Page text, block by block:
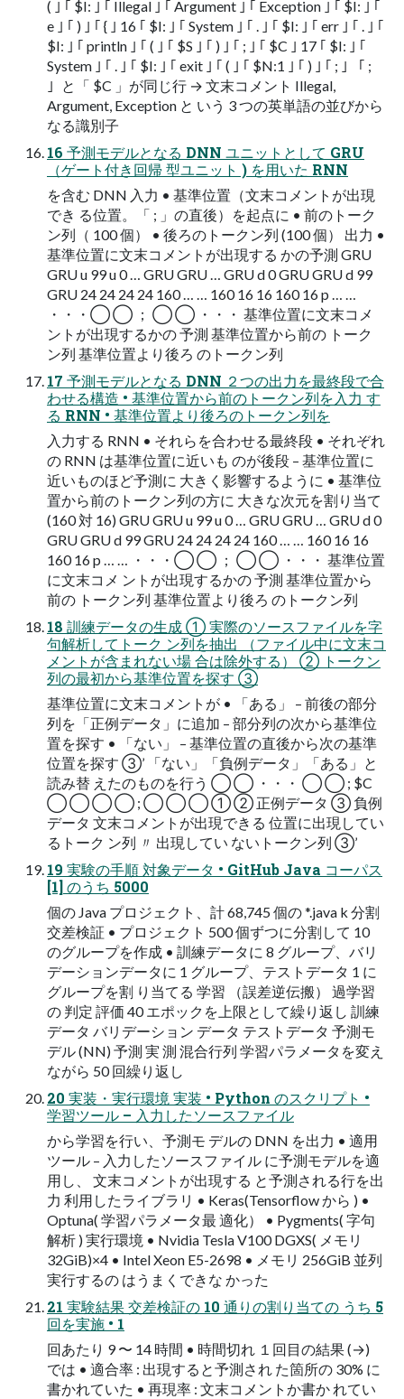
( ｣ ｢ $I: ｣ ｢ Illegal ｣ ｢ Argument ｣ ｢ Exception ｣ ｢ $I: ｣ ｢
e ｣ ｢ ) ｣ ｢ { ｣ 16 ｢ $I: ｣ ｢ System ｣ ｢ . ｣ ｢ $I: ｣ ｢ err ｣ ｢ . ｣ ｢
$I: ｣ ｢ println ｣ ｢ ( ｣ ｢ $S ｣ ｢ ) ｣ ｢ ; ｣ ｢ $C ｣ 17 ｢ $I: ｣ ｢
System ｣ ｢ . ｣ ｢ $I: ｣ ｢ exit ｣ ｢ ( ｣ ｢ $N:1 ｣ ｢ ) ｣ ｢ ; ｣ 「 ;
」と「 $C 」が同じ行 → 文末コメント Illegal,
Argument, Exception と いう 3 つの英単語の並びから
なる識別子
16 予測モデルとなる DNN ユニットとして GRU
（ゲート付き回帰 型ユニット ) を用いた RNN
を含む DNN 入力 • 基準位置（文末コメントが出現
でき る位置。「 ; 」の直後）を起点に • 前のトーク
ン列（ 100 個） • 後ろのトークン列 (100 個） 出力 •
基準位置に文末コメントが出現する かの予測 GRU
GRU u 99 u 0 … GRU GRU … GRU d 0 GRU GRU d 99
GRU 24 24 24 24 160 … … 160 16 16 160 16 p … …
・・・◯ ◯ ； ◯ ◯ ・・・ 基準位置に文末コメ
ントが出現するかの 予測 基準位置から前の トーク
ン列 基準位置より後ろ のトークン列
17 予測モデルとなる DNN ２つの出力を最終段で合
わせる構造 • 基準位置から前のトークン列を入力 す
る RNN • 基準位置より後ろのトークン列を
入力する RNN • それらを合わせる最終段 • それぞれ
の RNN は基準位置に近いも のが後段 – 基準位置に
近いものほど予測に 大きく影響するように • 基準位
置から前のトークン列の方に 大きな次元を割り当て
(160 対 16) GRU GRU u 99 u 0 … GRU GRU … GRU d 0
GRU GRU d 99 GRU 24 24 24 24 160 … … 160 16 16
160 16 p … … ・・・◯ ◯ ； ◯ ◯ ・・・ 基準位置
に文末コメ ントが出現するかの 予測 基準位置から
前の トークン列 基準位置より後ろ のトークン列
18 訓練データの生成 ① 実際のソースファイルを字
句解析してトーク ン列を抽出 （ファイル中に文末コ
メントが含まれない場 合は除外する） ② トークン
列の最初から基準位置を探す ③
基準位置に文末コメントが • 「ある」 – 前後の部分
列を「正例データ」に追加 – 部分列の次から基準位
置を探す • 「ない」 – 基準位置の直後から次の基準
位置を探す ③’ 「ない」「負例データ」「ある」と
読み替 えたのものを行う ◯ ◯ ・・・ ◯ ◯ ; $C
◯ ◯ ◯ ◯ ; ◯ ◯ ◯ ① ② 正例データ ③ 負例
データ 文末コメントが出現できる 位置に出現してい
るトーク ン列 〃 出現してい ないトークン列 ③’
19 実験の手順 対象データ • GitHub Java コーパス
[1] のうち 5000
個の Java プロジェクト、計 68,745 個の *.java k 分割
交差検証 • プロジェクト 500 個ずつに分割して 10
のグループを作成 • 訓練データに 8 グループ、バリ
デーションデータに 1 グループ、テストデータ 1 に
グループを割 り当てる 学習 （誤差逆伝搬） 過学習
の 判定 評価 40 エポックを上限として繰り返し 訓練
データ バリデーション データ テストデータ 予測モ
デル (NN) 予測 実 測 混合行列 学習パラメータを変え
ながら 50 回繰り返し
20 実装・実行環境 実装 • Python のスクリプト •
学習ツール – 入力したソースファイル
から学習を行い、予測モ デルの DNN を出力 • 適用
ツール – 入力したソースファイル に予測モデルを適
用し、 文末コメントが出現する と予測される行を出
力 利用したライブラリ • Keras(Tensorflow から ) •
Optuna( 学習パラメータ最 適化） • Pygments( 字句
解析 ) 実行環境 • Nvidia Tesla V100 DGXS( メモリ
32GiB)×4 • Intel Xeon E5-2698 • メモリ 256GiB 並列
実行するの はうまくできな かった
21 実験結果 交差検証の 10 通りの割り当ての うち 5
回を実施 • 1
回あたり 9 〜 14 時間 • 時間切れ １回目の結果 (→)
では • 適合率 : 出現すると予測され た箇所の 30% に
書かれていた • 再現率 : 文末コメントか書か れてい